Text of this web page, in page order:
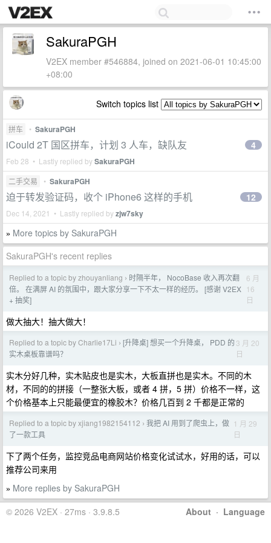
SakuraPGH
V2EX member #546884, joined on 2021-06-01 10:45:00
+08:00
Switch topics list
拼车 • SakuraPGH
iCould 2T 国区拼车，计划 3 人车，缺队友
Feb 28 • Lastly replied bySakuraPGH
4
二手交易 • SakuraPGH
迫于转发验证码，收个 iPhone6 这样的手机
Dec 14, 2021 • Lastly replied byzjw7sky
12
» More topics by SakuraPGH
SakuraPGH's recent replies
Replied to a topic by zhouyanliang › 时隔半年， NocoBase 收入再次翻
倍。 在满屏 AI 的氛围中，跟大家分享一下不太一样的经历。 [感谢 V2EX
+ 抽奖]
6 月
16
日
做大抽大！抽大做大！
Replied to a topic by Charlie17Li › [升降桌] 想买一个升降桌， PDD 的
实木桌板靠谱吗？
3 月 20
日
实木分好几种，实木贴皮也是实木，大板直拼也是实木。不同的木
材，不同的的拼接（一整张大板，或者 4 拼，5 拼）价格不一样，这
个价格基本上只能最便宜的橡胶木？价格几百到 2 千都是正常的
Replied to a topic by xjiang1982154112 › 我把 AI 用到了爬虫上，做
了一款工具
1 月 29
日
下了两个任务，监控竞品电商网站价格变化试试水，好用的话，可以
推荐公司来用
» More replies by SakuraPGH
About · Language
© 2026 V2EX · 27ms · 3.9.8.5